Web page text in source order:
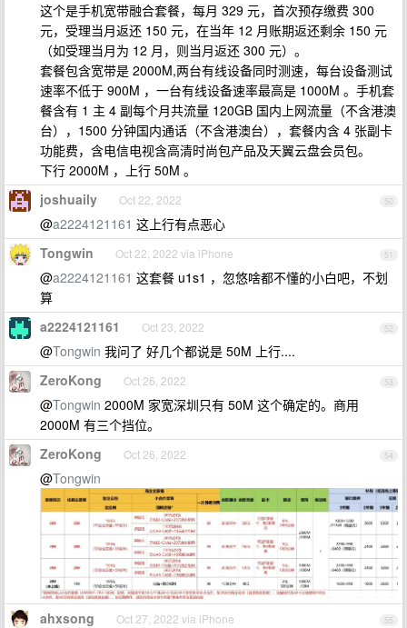
这个是手机宽带融合套餐，每月 329 元，首次预存缴费 300
元，受理当月返还 150 元，在当年 12 月账期返还剩余 150 元
（如受理当月为 12 月，则当月返还 300 元）。
套餐包含宽带是 2000M,两台有线设备同时测速，每台设备测试
速率不低于 900M ，一台有线设备速率最高是 1000M 。手机套
餐含有 1 主 4 副每个月共流量 120GB 国内上网流量（不含港澳
台），1500 分钟国内通话（不含港澳台），套餐内含 4 张副卡
功能费，含电信电视含高清时尚包产品及天翼云盘会员包。
下行 2000M ，上行 50M 。
50
joshuaily Oct 22, 2022
@a2224121161 这上行有点恶心
51
Tongwin Oct 22, 2022 via iPhone
@a2224121161 这套餐 u1s1 ，忽悠啥都不懂的小白吧，不划
算
52
a2224121161 Oct 23, 2022
@Tongwin 我问了 好几个都说是 50M 上行....
53
ZeroKong Oct 26, 2022
@Tongwin 2000M 家宽深圳只有 50M 这个确定的。商用
2000M 有三个挡位。
54
ZeroKong Oct 26, 2022
@Tongwin
55
ahxsong Oct 27, 2022 via iPhone